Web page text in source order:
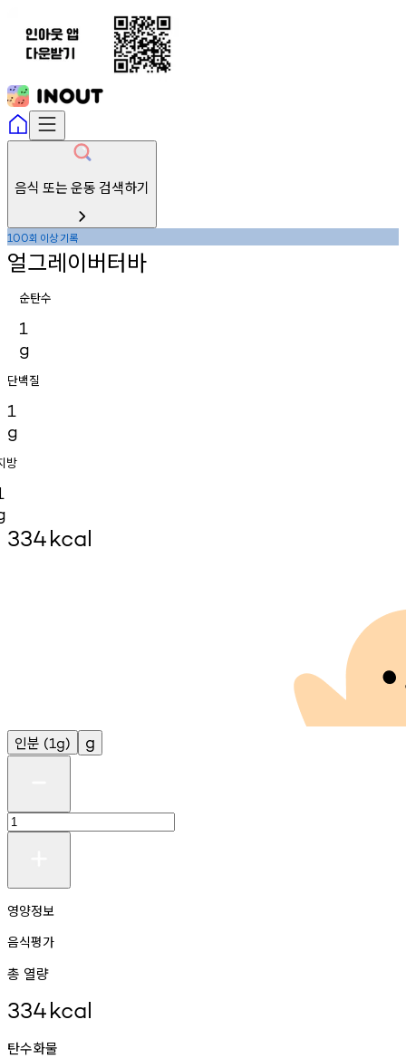
음식 또는 운동 검색하기
100회 이상기록
얼그레이버터바
순탄수
1
g
단백질
1
g
방
334kcal
인분 (1g) g
영양정보
음식평가
총 열량
334kcal
탄수화물